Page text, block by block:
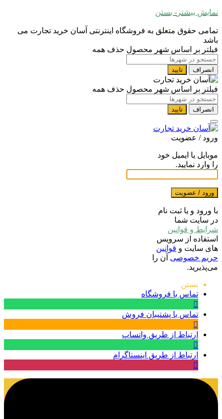
نمایش بیشتر - بستن
تمامی حقوق متعلق به فروشگاه اینترنتی آسان خرید تجارت می
باشد
فیلتر بر اساس شهر محصول حذف همه
انصراف تایید
فیلتر بر اساس شهر محصول حذف همه
انصراف تایید
ورود / عضویت
موبایل یا ایمیل خود
را وارد نمایید.
ورود / عضویت
با ورود و یا ثبت نام
در سایت شما
شرایط و قوانین
استفاده از سرویس
های سایت و قوانین
حریم خصوصی آن را
می‌پذیرید.
بستن
تماس با فروشگاه
تماس با پشتیبان فروش
ارتباط از طریق واتساپ
ارتباط از طریق اینستاگرام